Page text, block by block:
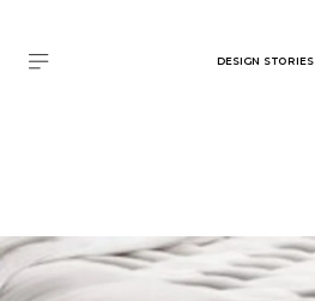
DESIGN STORIES